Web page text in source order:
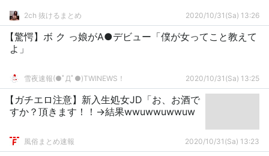
2ch 抜けるまとめ 2020/10/31(Sa) 13:26
【驚愕】ボ ク っ娘がA●デビュー「僕が女ってこと教えて
よ」
雪夜速報(●ﾟДﾟ●)TWINEWS！ 2020/10/31(Sa) 13:25
【ガチエロ注意】新入生処女JD「お、お酒で
すか？頂きます！！→結果wwuwwuwwuw
風俗まとめ速報 2020/10/31(Sa) 13:23